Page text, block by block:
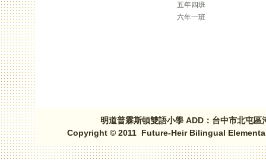
五年四班
六年一班
明道普霖斯頓雙語小學 ADD：台中市北屯
Copyright © 2011 Future-Heir Bilingual